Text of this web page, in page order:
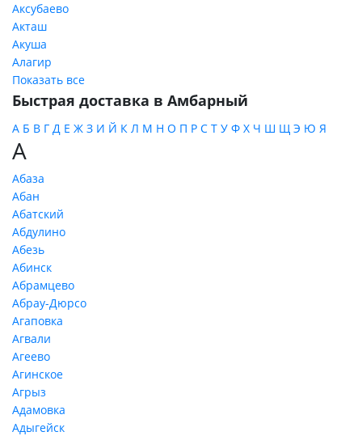
Аксубаево
Акташ
Акуша
Алагир
Показать все
Быстрая доставка в Амбарный
А Б В Г Д Е Ж З И Й К Л М Н О П Р С Т У Ф Х Ч Ш Щ Э Ю Я
А
Абаза
Абан
Абатский
Абдулино
Абезь
Абинск
Абрамцево
Абрау-Дюрсо
Агаповка
Агвали
Агеево
Агинское
Агрыз
Адамовка
Адыгейск